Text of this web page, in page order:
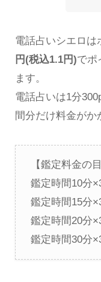
電話占いシエロは
円(税込1.1円)でポ
ます。
電話占いは1分
間分だけ料金がか
【鑑定料金の目
鑑定時間10分
鑑定時間15分
鑑定時間20分
鑑定時間30分